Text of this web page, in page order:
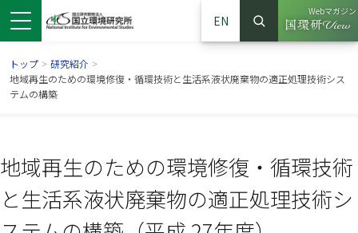
EN
サイト内検索
検索
Webマガジン
（別ウイ
トップ > 研究紹介 >
地域再生のための環境修復・循環技術と生活系液状廃棄物の適正処理技術シス
テムの構築
地域再生のための環境修復・循環技術
と生活系液状廃棄物の適正処理技術シ